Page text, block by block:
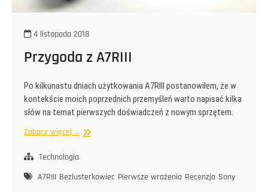
4 listopada 2018
Przygoda z A7RIII
Po kilkunastu dniach użytkowania A7RIII postanowiłem, że w
kontekście moich poprzednich przemyśleń warto napisać kilka
słów na temat pierwszych doświadczeń z nowym sprzętem.
Zobacz więcej ... Przygoda
Technologia
A7RIII Bezlusterkowiec Pierwsze wrażenia Recenzja Sony